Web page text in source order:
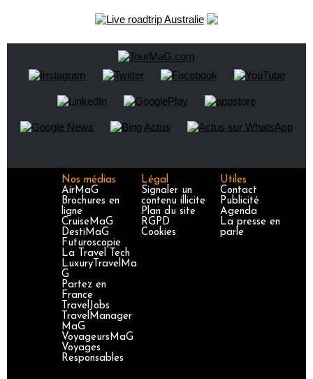
Nos médias
AirMaG
Brochures en
ligne
CruiseMaG
DestiMaG
Futuroscopie
La Travel Tech
LuxuryTravelMa
G
Partez en
France
TravelJobs
TravelManager
MaG
VoyageursMaG
Voyages
Responsables
Légal
Signaler un
contenu illicite
Plan du site
RGPD
Cookies
Utiles
Contact
Publicité
Agenda
La presse en
parle